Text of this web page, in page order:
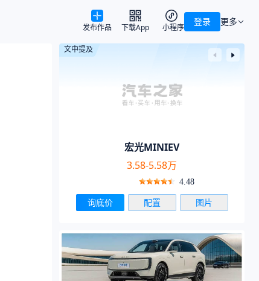
更多
登录
发布作品 下载App 小程序
文中提及
宏光MINIEV
3.58-5.58万
4.48
询底价 配置 图片